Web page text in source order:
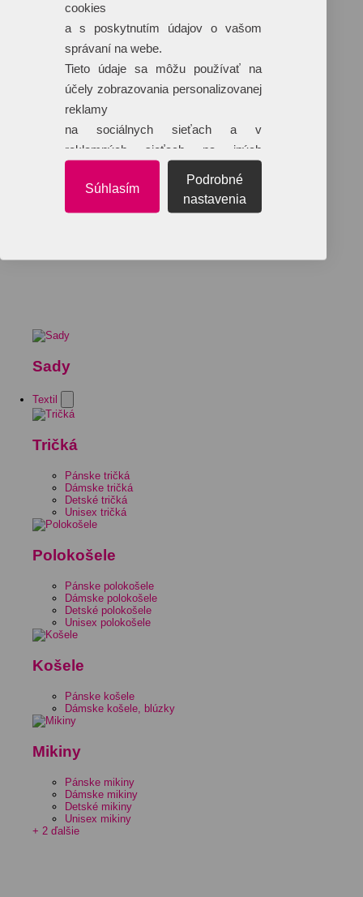
Sady
Textil
Tričká
Pánske tričká
Dámske tričká
Detské tričká
Unisex tričká
Polokošele
Pánske polokošele
Dámske polokošele
Detské polokošele
Unisex polokošele
Košele
Pánske košele
Dámske košele, blúzky
Mikiny
Pánske mikiny
Dámske mikiny
Detské mikiny
Unisex mikiny
+ 2 ďalšie
cookies
a s poskytnutím údajov o vašom
správaní na webe.
Tieto údaje sa môžu používať na
účely zobrazovania personalizovanej
reklamy
na sociálnych sieťach a v
reklamných sieťach na iných
Súhlasím
Podrobné
nastavenia